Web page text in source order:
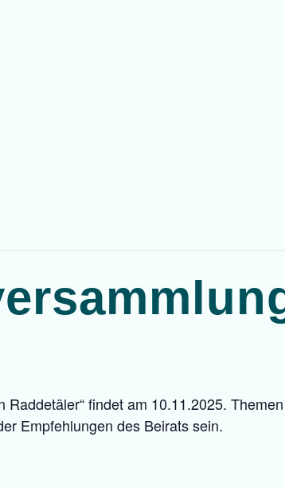
findet am 10.11.2025.
Empfehlungen des Beirats sein.